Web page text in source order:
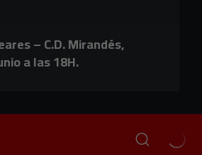
– C.D. Mirandés,
a las 18H.